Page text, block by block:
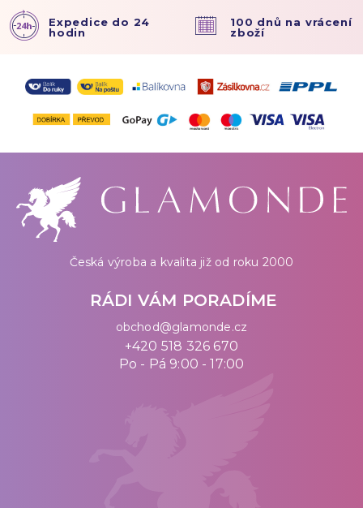
Expedice do 24
hodin
100 dnů na vrácení
zboží
Česká výroba a kvalita již od roku 2000
RÁDI VÁM PORADÍME
obchod@glamonde.cz
+420 518 326 670
Po - Pá 9:00 - 17:00